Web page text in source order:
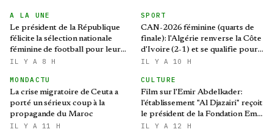
A LA UNE
Le président de la République
félicite la sélection nationale
féminine de football pour leur
qualification au Mondial 2027 et
IL Y A 8 H
SPORT
CAN-2026 féminine (quarts de
finale): l'Algérie renverse la Côte
d'Ivoire (2-1) et se qualifie pour
le Mondial brésilien
IL Y A 10 H
MONDACTU
La crise migratoire de Ceuta a
porté un sérieux coup à la
propagande du Maroc
IL Y A 11 H
CULTURE
Film sur l'Emir Abdelkader:
l'établissement "Al Djazairi" reçoit
le président de la Fondation Emir
Abdelkader
IL Y A 12 H